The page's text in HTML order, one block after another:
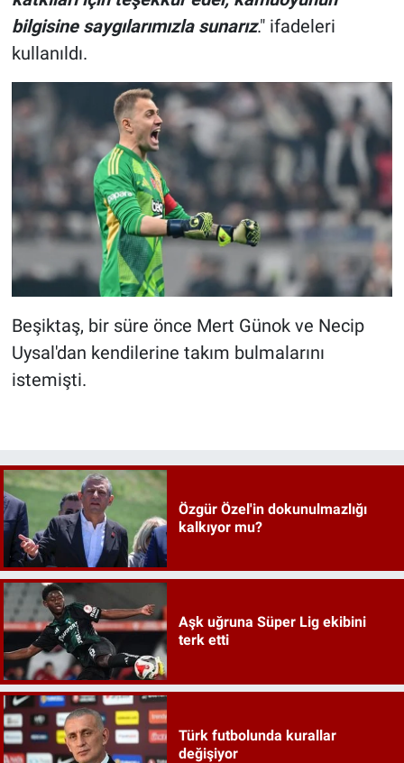
bilgisine saygılarımızla sunarız." ifadeleri
kullanıldı.
Beşiktaş, bir süre önce Mert Günok ve Necip
Uysal'dan kendilerine takım bulmalarını
istemişti.
Özgür Özel'in dokunulmazlığı
kalkıyor mu?
Aşk uğruna Süper Lig ekibini
terk etti
Türk futbolunda kurallar
değişiyor